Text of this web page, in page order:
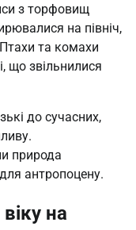
з торфовищ
на північ,
та комахи
що звільнилися
до сучасних,
природа
антропоцену.
на